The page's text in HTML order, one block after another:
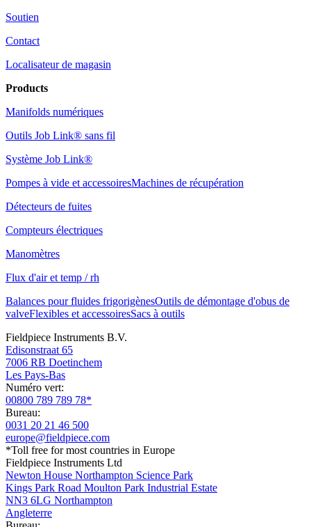
Soutien
Contact
Localisateur de magasin
Products
Manifolds numériques
Outils Job Link® sans fil
Système Job Link®
Pompes à vide et accessoiresMachines de récupération
Détecteurs de fuites
Compteurs électriques
Manomètres
Flux d'air et temp / rh
Balances pour fluides frigorigènesOutils de démontage d'obus de
valveFlexibles et accessoiresSacs à outils
Fieldpiece Instruments B.V.
Edisonstraat 65
7006 RB Doetinchem
Les Pays-Bas
Numéro vert:
00800 789 789 78*
Bureau:
0031 20 21 46 500
europe@fieldpiece.com
*Toll free for most countries in Europe
Fieldpiece Instruments Ltd
Newton House Northampton Science Park
Kings Park Road Moulton Park Industrial Estate
NN3 6LG Northampton
Angleterre